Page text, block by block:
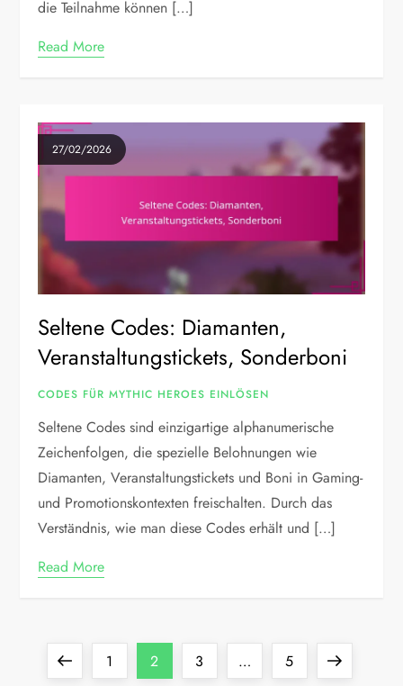
die Teilnahme können […]
Read More
27/02/2026
Seltene Codes: Diamanten,
Veranstaltungstickets, Sonderboni
CODES FÜR MYTHIC HEROES EINLÖSEN
Seltene Codes sind einzigartige alphanumerische
Zeichenfolgen, die spezielle Belohnungen wie
Diamanten, Veranstaltungstickets und Boni in Gaming-
und Promotionskontexten freischalten. Durch das
Verständnis, wie man diese Codes erhält und […]
Read More
PreviousPage
1 Page
2 Page
3 … Page
5
Next